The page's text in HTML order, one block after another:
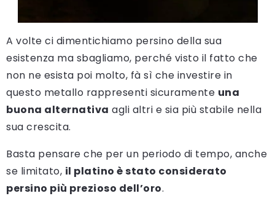
A volte ci dimentichiamo persino della sua
esistenza ma sbagliamo, perché visto il fatto che
non ne esista poi molto, fà sì che investire in
questo metallo rappresenti sicuramente una
buona alternativa agli altri e sia più stabile nella
sua crescita.
Basta pensare che per un periodo di tempo, anche
se limitato, il platino è stato considerato
persino più prezioso dell’oro.